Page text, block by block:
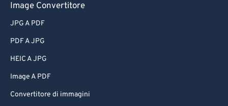
Image Convertitore
JPG A PDF
PDF A JPG
HEIC A JPG
Image A PDF
Convertitore di immagini